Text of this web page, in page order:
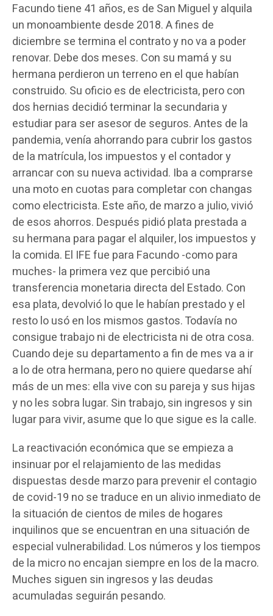
Facundo tiene 41 años, es de San Miguel y alquila
un monoambiente desde 2018. A fines de
diciembre se termina el contrato y no va a poder
renovar. Debe dos meses. Con su mamá y su
hermana perdieron un terreno en el que habían
construido. Su oficio es de electricista, pero con
dos hernias decidió terminar la secundaria y
estudiar para ser asesor de seguros. Antes de la
pandemia, venía ahorrando para cubrir los gastos
de la matrícula, los impuestos y el contador y
arrancar con su nueva actividad. Iba a comprarse
una moto en cuotas para completar con changas
como electricista. Este año, de marzo a julio, vivió
de esos ahorros. Después pidió plata prestada a
su hermana para pagar el alquiler, los impuestos y
la comida. El IFE fue para Facundo -como para
muches- la primera vez que percibió una
transferencia monetaria directa del Estado. Con
esa plata, devolvió lo que le habían prestado y el
resto lo usó en los mismos gastos. Todavía no
consigue trabajo ni de electricista ni de otra cosa.
Cuando deje su departamento a fin de mes va a ir
a lo de otra hermana, pero no quiere quedarse ahí
más de un mes: ella vive con su pareja y sus hijas
y no les sobra lugar. Sin trabajo, sin ingresos y sin
lugar para vivir, asume que lo que sigue es la calle.
La reactivación económica que se empieza a
insinuar por el relajamiento de las medidas
dispuestas desde marzo para prevenir el contagio
de covid-19 no se traduce en un alivio inmediato de
la situación de cientos de miles de hogares
inquilinos que se encuentran en una situación de
especial vulnerabilidad. Los números y los tiempos
de la micro no encajan siempre en los de la macro.
Muches siguen sin ingresos y las deudas
acumuladas seguirán pesando.